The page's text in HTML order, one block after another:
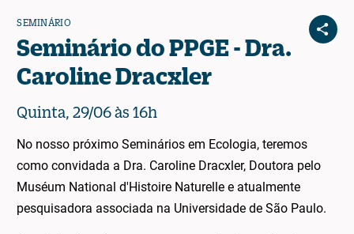
SEMINÁRIO
Seminário do PPGE - Dra.
Caroline Dracxler
Quinta, 29/06 às 16h
No nosso próximo Seminários em Ecologia, teremos
como convidada a Dra. Caroline Dracxler, Doutora pelo
Muséum National d'Histoire Naturelle e atualmente
pesquisadora associada na Universidade de São Paulo.